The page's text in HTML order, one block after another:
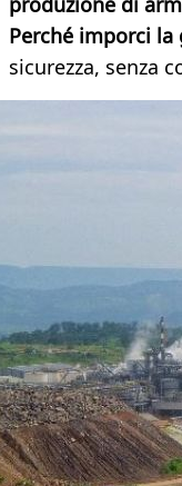
Perché imporci la
sicurezza, senza